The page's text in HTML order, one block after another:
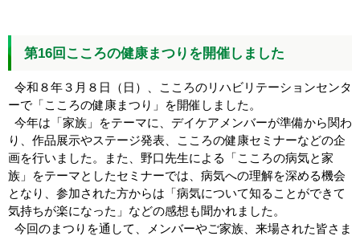
第16回こころの健康まつりを開催しました
令和８年３月８日（日）、こころのリハビリテーションセンタ
ーで「こころの健康まつり」を開催しました。
今年は「家族」をテーマに、デイケアメンバーが準備から関わ
り、作品展示やステージ発表、こころの健康セミナーなどの企
画を行いました。また、野口先生による「こころの病気と家
族」をテーマとしたセミナーでは、病気への理解を深める機会
となり、参加された方からは「病気について知ることができて
気持ちが楽になった」などの感想も聞かれました。
今回のまつりを通して、メンバーやご家族、来場された皆さま